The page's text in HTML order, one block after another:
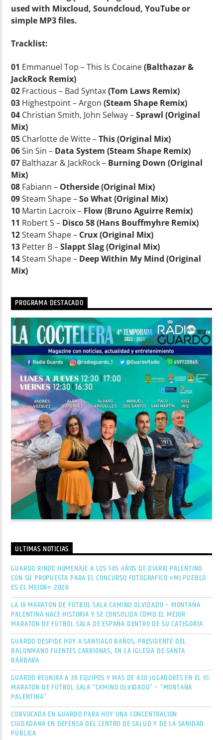
used with Mixcloud, Soundcloud, YouTube or
simple MP3 files.
Tracklist:
01 Emmanuel Top – This Is Cocaine(Balthazar &
JackRock Remix)
02 Fractious – Bad Syntax(Tom Laws Remix)
03 Highestpoint – Argon(Steam Shape Remix)
04 Christian Smith, John Selway –Sprawl (Original
Mix)
05 Charlotte de Witte –This (Original Mix)
06Sin Sin – Data System (Steam Shape Remix)
07 Balthazar & JackRock – Burning Down (Original
Mix)
08 Fabiann – Otherside (Original Mix)
09Steam Shape –So What (Original Mix)
10 Martin Lacroix – Flow (Bruno Aguirre Remix)
11 Robert S – Disco 58 (Hans Bouffmyhre Remix)
12Steam Shape – Crux (Original Mix)
13 Petter B –Slappt Slag (Original Mix)
14Steam Shape – Deep Within My Mind (Original
Mix)
PROGRAMA DESTACADO
ÚLTIMAS NOTICIAS
GUARDO RINDE HOMENAJE A LOS 145 AÑOS DE DIARIO PALENTINO
CON SU PROPUESTA PARA EL CONCURSO FOTOGRÁFICO «MI PUEBLO
ES EL MEJOR» 2026
LA III MARATÓN DE FÚTBOL SALA CAMINO OLVIDADO – MONTAÑA
PALENTINA HACE HISTORIA Y SE CONSOLIDA COMO EL MEJOR
MARATÓN DE FÚTBOL SALA DE ESPAÑA DENTRO DE SU CATEGORÍA
GUARDO DESPIDE HOY A SANTIAGO BAÑOS, PRESIDENTE DEL
BALONMANO FUENTES CARRIONAS, EN LA IGLESIA DE SANTA
BÁRBARA
GUARDO REUNIRÁ A 36 EQUIPOS Y MÁS DE 430 JUGADORES EN EL III
MARATÓN DE FÚTBOL SALA “CAMINO OLVIDADO” – “MONTAÑA
PALENTINA”
CONVOCADA EN GUARDO PARA HOY UNA CONCENTRACIÓN
CIUDADANA EN DEFENSA DEL CENTRO DE SALUD Y DE LA SANIDAD
PÚBLICA